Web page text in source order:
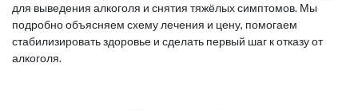
для выведения алкоголя и снятия тяжёлых симптомов. Мы
подробно объясняем схему лечения и цену, помогаем
стабилизировать здоровье и сделать первый шаг к отказу от
алкоголя.